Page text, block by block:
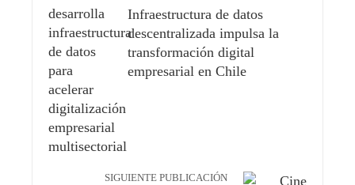
Infraestructura de datos
descentralizada impulsa la
transformación digital
empresarial en Chile
SIGUIENTE PUBLICACIÓN